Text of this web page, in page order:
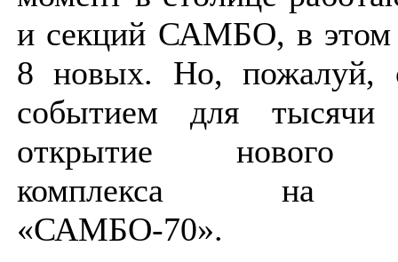
и секций САМБО, в этом
8 новых. Но, пожалуй,
событием для тысячи
открытие нового
комплекса на
«САМБО-70».